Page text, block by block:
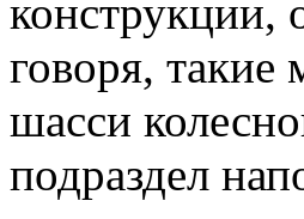
говоря,
шасси
подраздел